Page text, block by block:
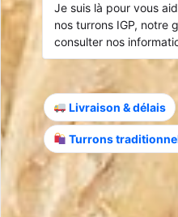
Téléphone
+33 5 40 07 07 65
*(Prix d’un appel local)
Email
contacto@mariasimona.com
Réseaux sociaux
Je suis là pour vous
nos turrons IGP, notre
consulter nos
Livraison & délais
Turrons